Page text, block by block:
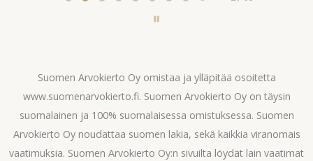
Suomen Arvokierto Oy omistaa ja ylläpitää osoitetta
www.suomenarvokierto.fi. Suomen Arvokierto Oy on täysin
suomalainen ja 100% suomalaisessa omistuksessa. Suomen
Arvokierto Oy noudattaa suomen lakia, sekä kaikkia viranomais
vaatimuksia. Suomen Arvokierto Oy:n sivuilta löydät lain vaatimat